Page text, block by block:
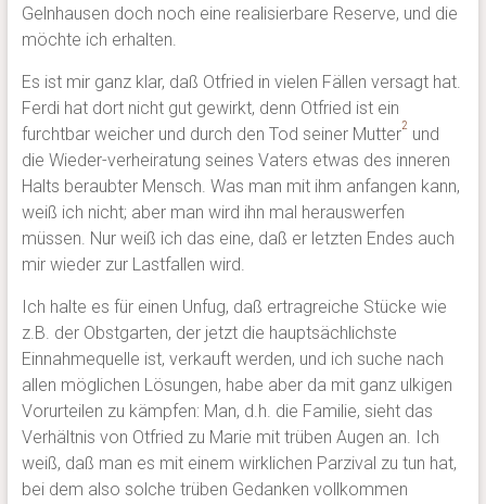
Gelnhausen doch noch eine realisierbare Reserve, und die
möchte ich erhalten.
Es ist mir ganz klar, daß Otfried in vielen Fällen versagt hat.
Ferdi hat dort nicht gut gewirkt, denn Otfried ist ein
furchtbar weicher und durch den Tod seiner Mutter2 und
die Wieder-verheiratung seines Vaters etwas des inneren
Halts beraubter Mensch. Was man mit ihm anfangen kann,
weiß ich nicht; aber man wird ihn mal herauswerfen
müssen. Nur weiß ich das eine, daß er letzten Endes auch
mir wieder zur Lastfallen wird.
Ich halte es für einen Unfug, daß ertragreiche Stücke wie
z.B. der Obstgarten, der jetzt die hauptsächlichste
Einnahmequelle ist, verkauft werden, und ich suche nach
allen möglichen Lösungen, habe aber da mit ganz ulkigen
Vorurteilen zu kämpfen: Man, d.h. die Familie, sieht das
Verhältnis von Otfried zu Marie mit trüben Augen an. Ich
weiß, daß man es mit einem wirklichen Parzival zu tun hat,
bei dem also solche trüben Gedanken vollkommen